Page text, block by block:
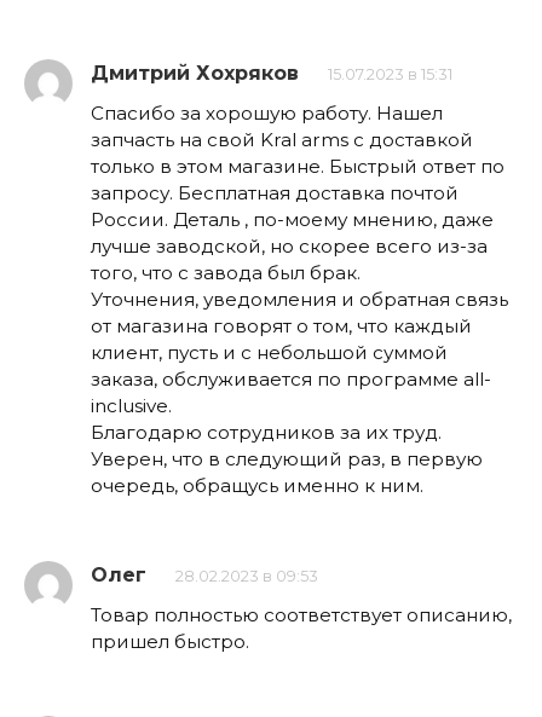
Дмитрий Хохряков 15.07.2023 в 15:31
Спасибо за хорошую работу. Нашел
запчасть на свой Kral arms с доставкой
только в этом магазине. Быстрый ответ по
запросу. Бесплатная доставка почтой
России. Деталь , по-моему мнению, даже
лучше заводской, но скорее всего из-за
того, что с завода был брак.
Уточнения, уведомления и обратная связь
от магазина говорят о том, что каждый
клиент, пусть и с небольшой суммой
заказа, обслуживается по программе all-
inclusive.
Благодарю сотрудников за их труд.
Уверен, что в следующий раз, в первую
очередь, обращусь именно к ним.
Олег 28.02.2023 в 09:53
Товар полностью соответствует описанию,
пришел быстро.